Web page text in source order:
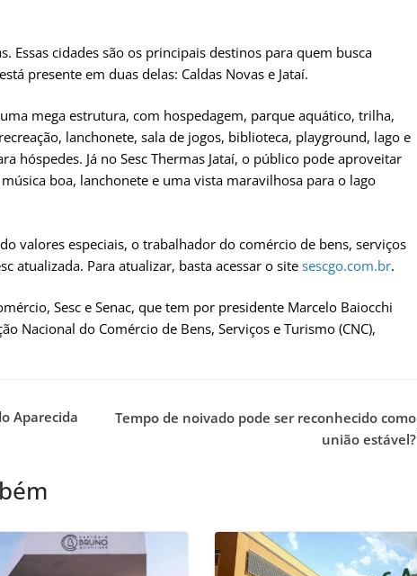
Essas cidades são os principais destinos para quem busca
presente em duas delas: Caldas Novas e Jataí.
mega estrutura, com hospedagem, parque aquático, trilha,
lanchonete, sala de jogos, biblioteca, playground, lago e
hóspedes. Já no Sesc Thermas Jataí, o público pode aproveitar
boa, lanchonete e uma vista maravilhosa para o lago
valores especiais, o trabalhador do comércio de bens, serviços
atualizada. Para atualizar, basta acessar o site sescgo.com.br.
Sesc e Senac, que tem por presidente Marcelo Baiocchi
Nacional do Comércio de Bens, Serviços e Turismo (CNC),
Aparecida
Tempo de noivado pode ser reconhecido como
união estável?